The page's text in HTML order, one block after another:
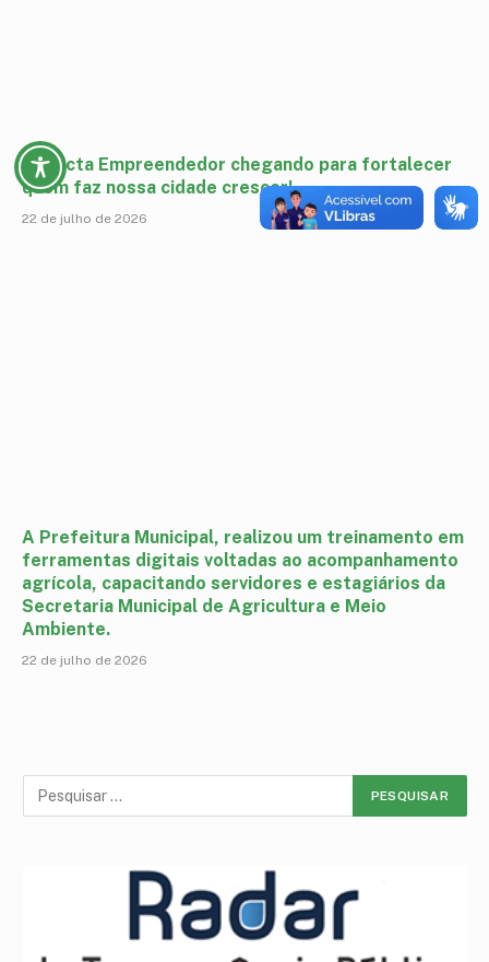
Conecta Empreendedor chegando para fortalecer
quem faz nossa cidade crescer!
22 de julho de 2026
A Prefeitura Municipal, realizou um treinamento em
ferramentas digitais voltadas ao acompanhamento
agrícola, capacitando servidores e estagiários da
Secretaria Municipal de Agricultura e Meio
Ambiente.
22 de julho de 2026